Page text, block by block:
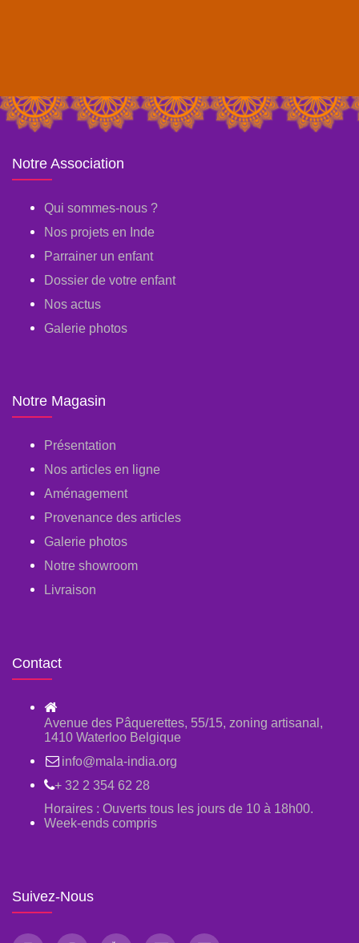
Notre Association
Qui sommes-nous ?
Nos projets en Inde
Parrainer un enfant
Dossier de votre enfant
Nos actus
Galerie photos
Notre Magasin
Présentation
Nos articles en ligne
Aménagement
Provenance des articles
Galerie photos
Notre showroom
Livraison
Contact
Avenue des Pâquerettes, 55/15, zoning artisanal,
1410 Waterloo Belgique
info@mala-india.org
+ 32 2 354 62 28
Horaires : Ouverts tous les jours de 10 à 18h00.
Week-ends compris
Suivez-Nous